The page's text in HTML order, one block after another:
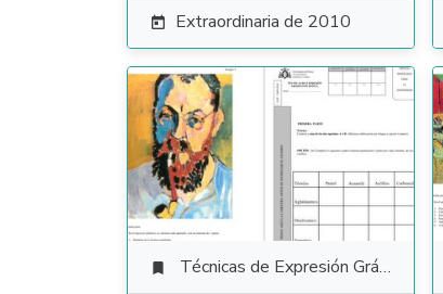
 Extraordinaria de 2010
 Técnicas de Expresión Gráfico Plástica